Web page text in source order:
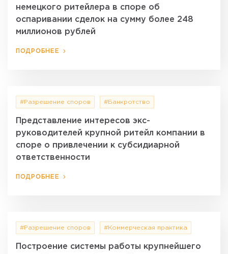
немецкого ритейлера в споре об
оспаривании сделок на сумму более 248
миллионов рублей
ПОДРОБНЕЕ
#Разрешение споров #Банкротство
Представление интересов экс-
руководителей крупной ритейл компании в
споре о привлечении к субсидиарной
ответственности
ПОДРОБНЕЕ
#Разрешение споров #Коммерческая практика
Построение системы работы крупнейшего